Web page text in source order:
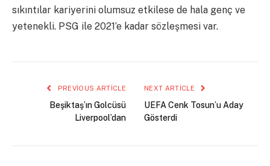
sıkıntılar kariyerini olumsuz etkilese de hala genç ve
yetenekli. PSG ile 2021’e kadar sözleşmesi var.
PREVIOUS ARTICLE
Beşiktaş’ın Golcüsü
Liverpool’dan
NEXT ARTICLE
UEFA Cenk Tosun’u Aday
Gösterdi